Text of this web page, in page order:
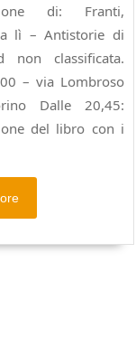
di: Franti,
lì – Antistorie di
non classificata.
– via Lombroso
Dalle 20,45:
del libro con i